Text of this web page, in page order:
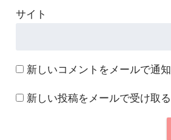
サイト
新しいコメントをメールで通知
新しい投稿をメールで受け取る